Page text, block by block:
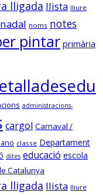
lligada llista lliure
nadal noms notes
pintar primària
administracions-
cargol Carnaval /
classe Departament
dites educació escola
Catalunya
lligada llista lliure